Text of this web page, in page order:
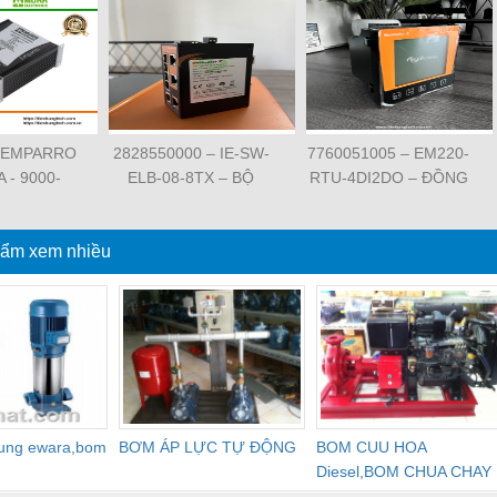
- 9000-
IP67
1-
2828550000 – IE-SW-
ELB-08-8TX – BỘ
RJ45 – WEIDMULLER
7760051005 – EM220-
RTU-4DI2DO – ĐỒNG
ĐO ĐIỆN ÁP –
xem nhiều
ewara,bom
BƠM ÁP LỰC TỰ ĐỘNG
BOM CUU HOA
Diesel,BOM CHUA CHAY